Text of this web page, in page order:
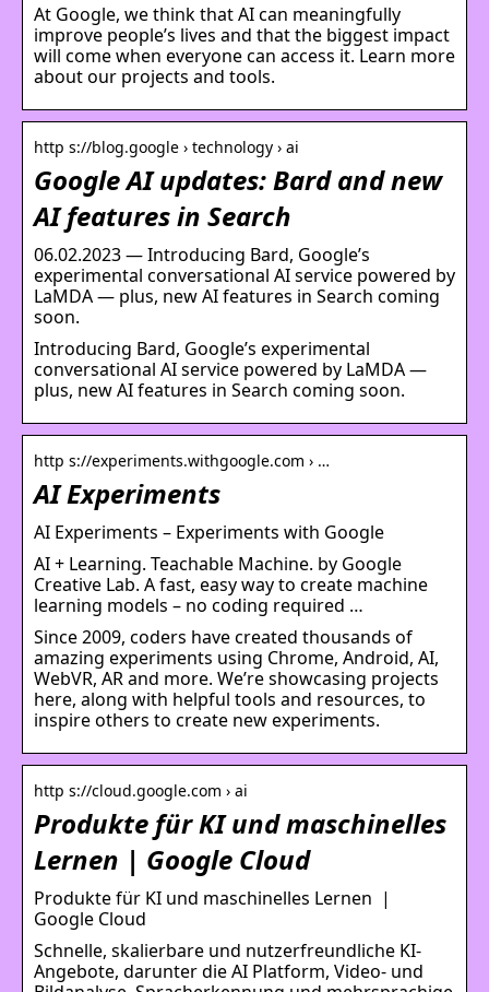
At Google, we think that AI can meaningfully
improve people’s lives and that the biggest impact
will come when everyone can access it. Learn more
about our projects and tools.
http s://blog.google › technology › ai
Google AI updates: Bard and new
AI features in Search
06.02.2023 — Introducing Bard, Google’s
experimental conversational AI service powered by
LaMDA — plus, new AI features in Search coming
soon.
Introducing Bard, Google’s experimental
conversational AI service powered by LaMDA —
plus, new AI features in Search coming soon.
http s://experiments.withgoogle.com › …
AI Experiments
AI Experiments – Experiments with Google
AI + Learning. Teachable Machine. by Google
Creative Lab. A fast, easy way to create machine
learning models – no coding required …
Since 2009, coders have created thousands of
amazing experiments using Chrome, Android, AI,
WebVR, AR and more. We’re showcasing projects
here, along with helpful tools and resources, to
inspire others to create new experiments.
http s://cloud.google.com › ai
Produkte für KI und maschinelles
Lernen | Google Cloud
Produkte für KI und maschinelles Lernen |
Google Cloud
Schnelle, skalierbare und nutzerfreundliche KI-
Angebote, darunter die AI Platform, Video- und